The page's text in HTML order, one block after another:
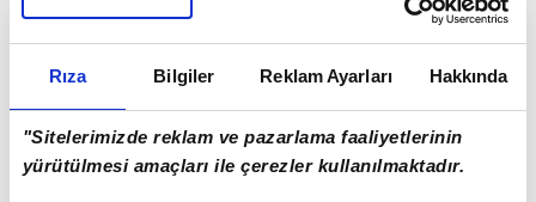
Rıza Bilgiler Reklam Ayarları Hakkında
"Sitelerimizde reklam ve pazarlama faaliyetlerinin
yürütülmesi amaçları ile çerezler kullanılmaktadır.